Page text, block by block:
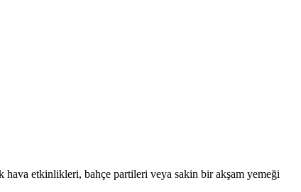
hava etkinlikleri, bahçe partileri veya sakin bir akşam yemeği